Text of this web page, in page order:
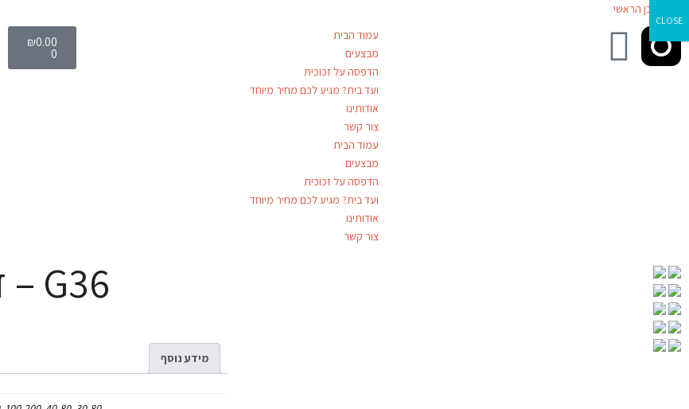
דילוג לתוכן הראשי
עמוד הבית
מבצעים
הדפסה על זכוכית
ועד בית? מגיע לכם מחיר מיוחד
אודותינו
צור קשר
עמוד הבית
מבצעים
הדפסה על זכוכית
ועד בית? מגיע לכם מחיר מיוחד
אודותינו
צור קשר
₪0.00
0
G36 – זכוכית
מידע נוסף
CLOSE